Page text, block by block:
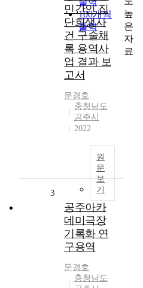
100개씩
출력
민간인 집
단희생사
건 구술채
록 용역사
업 결과 보
고서
문경호
충청남도
공주시
2022
원
문
보
기
3
공주아카
데미극장
기록화 연
구용역
문경호
충청남도
높
은
자
료